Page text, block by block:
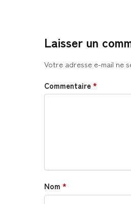
Laisser un
Votre adresse e-mail ne
Commentaire*
Nom *